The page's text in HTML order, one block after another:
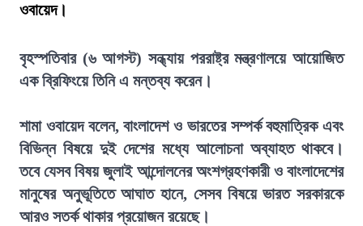
ওবায়েদ।
বৃহস্পতিবার (৬ আগস্ট) সন্ধ্যায় পররাষ্ট্র মন্ত্রণালয়ে আয়োজিত
এক ব্রিফিংয়ে তিনি এ মন্তব্য করেন।
শামা ওবায়েদ বলেন, বাংলাদেশ ও ভারতের সম্পর্ক বহুমাত্রিক এবং
বিভিন্ন বিষয়ে দুই দেশের মধ্যে আলোচনা অব্যাহত থাকবে।
তবে যেসব বিষয় জুলাই আন্দোলনের অংশগ্রহণকারী ও বাংলাদেশের
মানুষের অনুভূতিতে আঘাত হানে, সেসব বিষয়ে ভারত সরকারকে
আরও সতর্ক থাকার প্রয়োজন রয়েছে।